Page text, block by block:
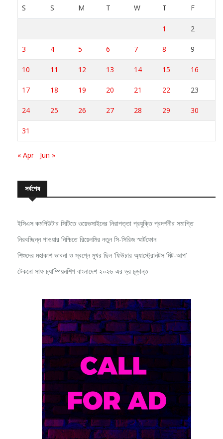
S S M T W T F
1 2
3 4 5 6 7 8 9
10 11 12 13 14 15 16
17 18 19 20 21 22 23
24 25 26 27 28 29 30
31
« Apr Jun »
সর্বশেষ
ইসিএস কমপিউটার সিটিতে ওয়েভসাইনের নিরাপত্তা প্রযুক্তি প্রদর্শনীর সমাপ্তি
নিরবচ্ছিন্ন পাওয়ার নিশ্চিতে রিয়েলমির নতুন সি-সিরিজ স্মার্টফোন
শিশুদের মহাকাশ ভাবনা ও স্বপ্নে মুখর ছিল ‘ফিউচার অ্যাস্ট্রোনটস মিট-আপ’
টেকনো সাফ চ্যাম্পিয়নশিপ বাংলাদেশ ২০২৬-এর ড্র চূড়ান্ত